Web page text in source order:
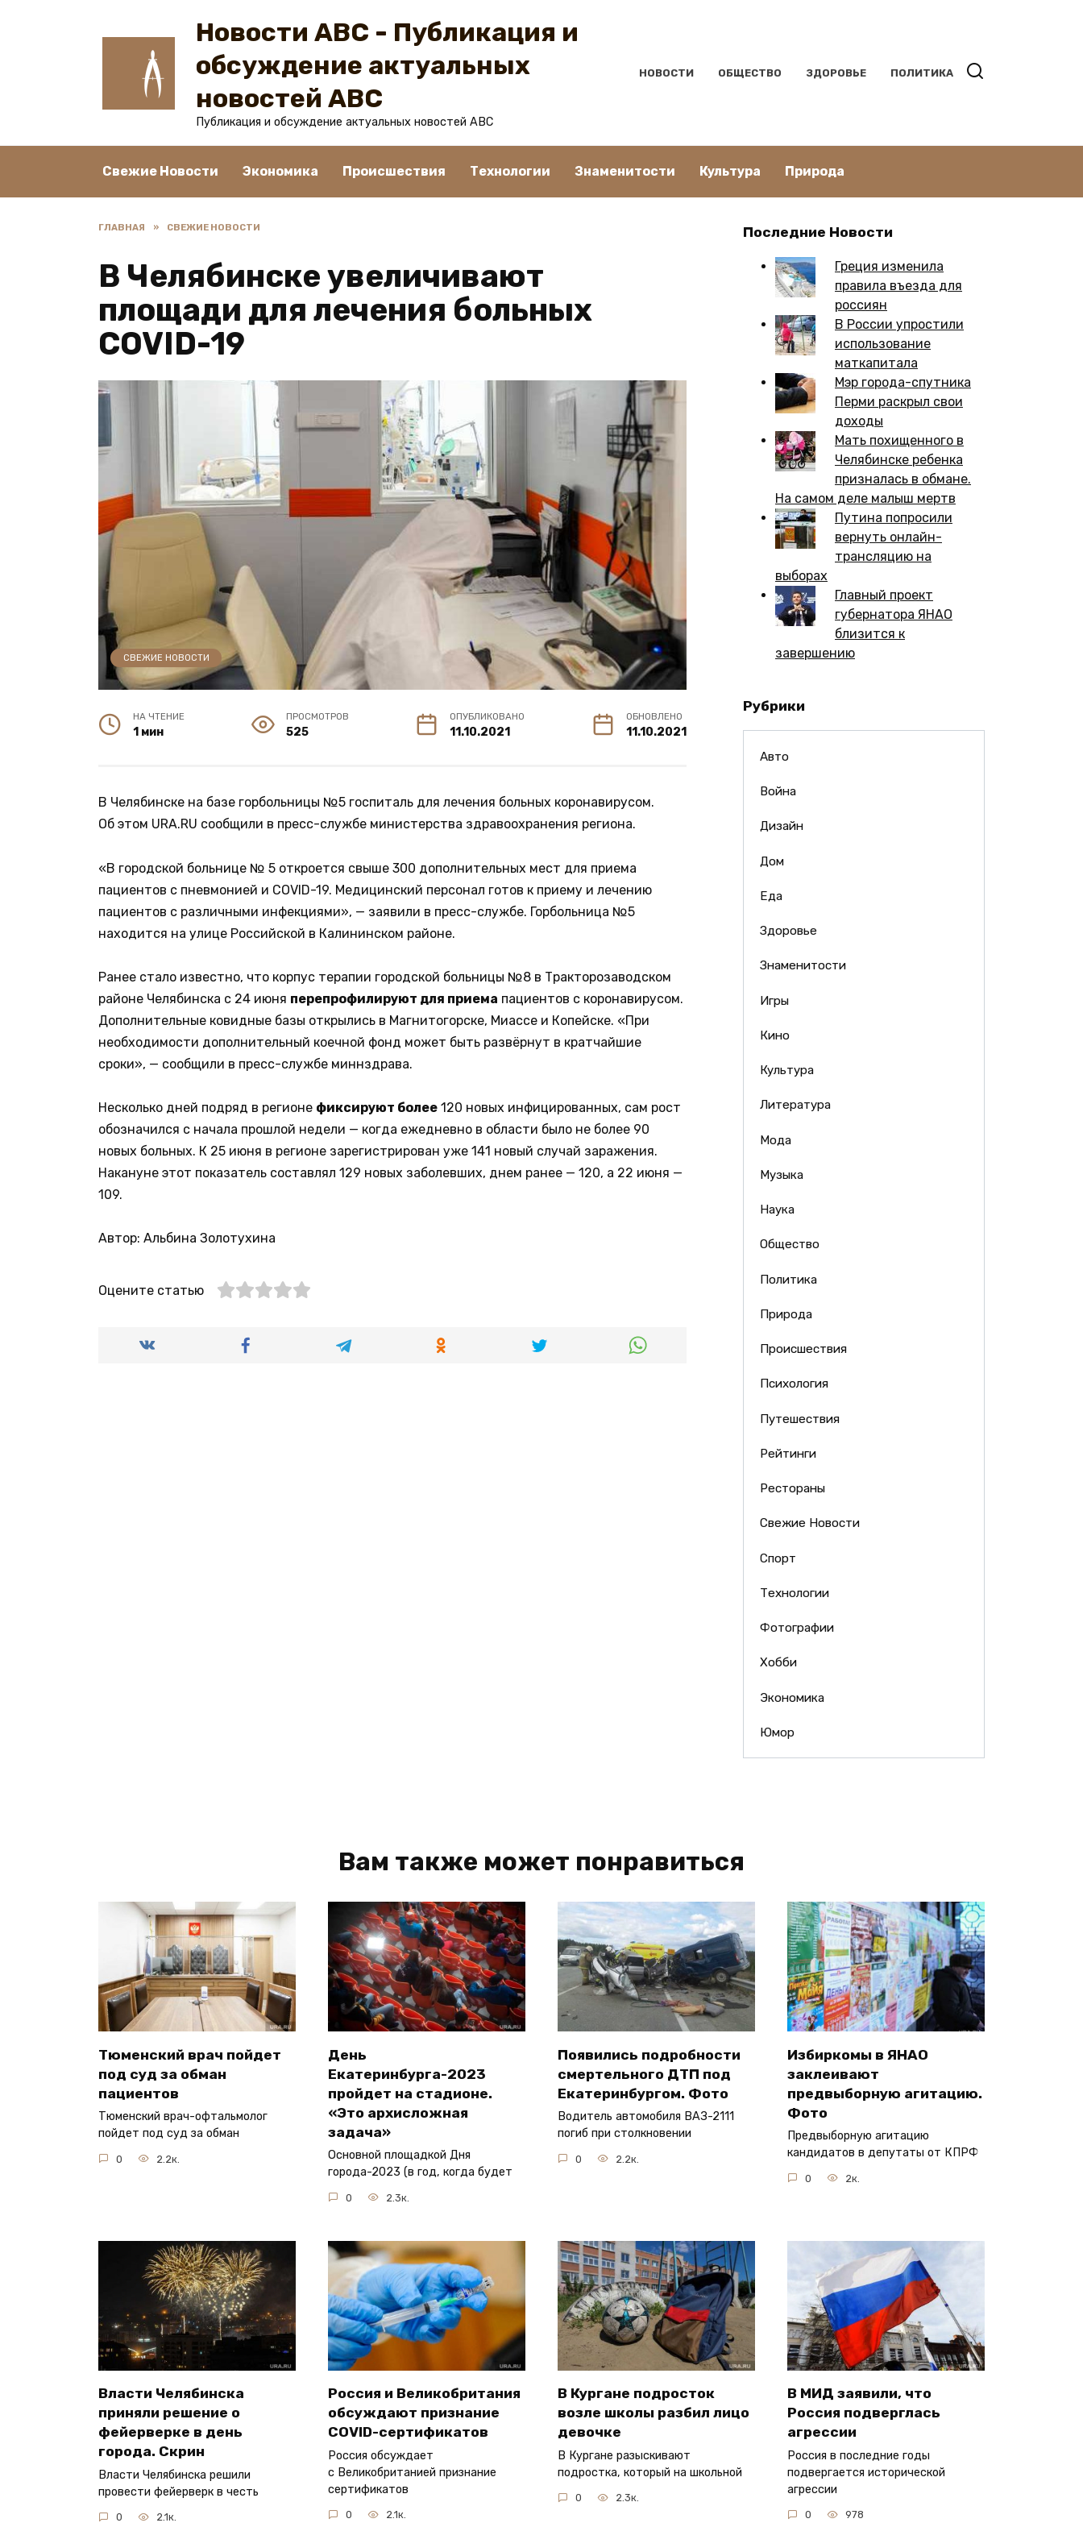
Новости ABC - Публикация и
обсуждение актуальных
новостей ABC
Публикация и обсуждение актуальных новостей ABC
НОВОСТИ ОБЩЕСТВО ЗДОРОВЬЕ ПОЛИТИКА
Свежие Новости Экономика Происшествия Технологии Знаменитости Культура Природа
ГЛАВНАЯ » СВЕЖИЕ НОВОСТИ
В Челябинске увеличивают
площади для лечения больных
COVID-19
СВЕЖИЕ НОВОСТИ
НА ЧТЕНИЕ
1 мин
ПРОСМОТРОВ
525
ОПУБЛИКОВАНО
11.10.2021
ОБНОВЛЕНО
11.10.2021
В Челябинске на базе горбольницы №5 госпиталь для лечения больных коронавирусом.
Об этом URA.RU сообщили в пресс-службе министерства здравоохранения региона.
«В городской больнице № 5 откроется свыше 300 дополнительных мест для приема
пациентов с пневмонией и COVID-19. Медицинский персонал готов к приему и лечению
пациентов с различными инфекциями», — заявили в пресс-службе. Горбольница №5
находится на улице Российской в Калининском районе.
Ранее стало известно, что корпус терапии городской больницы №8 в Тракторозаводском
районе Челябинска с 24 июня перепрофилируют для приема пациентов с коронавирусом.
Дополнительные ковидные базы открылись в Магнитогорске, Миассе и Копейске. «При
необходимости дополнительный коечной фонд может быть развёрнут в кратчайшие
сроки», — сообщили в пресс-службе миннздрава.
Несколько дней подряд в регионе фиксируют более 120 новых инфицированных, сам рост
обозначился с начала прошлой недели — когда ежедневно в области было не более 90
новых больных. К 25 июня в регионе зарегистрирован уже 141 новый случай заражения.
Накануне этот показатель составлял 129 новых заболевших, днем ранее — 120, а 22 июня —
109.
Автор: Альбина Золотухина
Оцените статью
Последние Новости
Греция изменила
правила въезда для
россиян
В России упростили
использование
маткапитала
Мэр города-спутника
Перми раскрыл свои
доходы
Мать похищенного в
Челябинске ребенка
призналась в обмане.
На самом деле малыш мертв
Путина попросили
вернуть онлайн-
трансляцию на
выборах
Главный проект
губернатора ЯНАО
близится к
завершению
Рубрики
Авто
Война
Дизайн
Дом
Еда
Здоровье
Знаменитости
Игры
Кино
Культура
Литература
Мода
Музыка
Наука
Общество
Политика
Природа
Происшествия
Психология
Путешествия
Рейтинги
Рестораны
Свежие Новости
Спорт
Технологии
Фотографии
Хобби
Экономика
Юмор
Вам также может понравиться
Тюменский врач пойдет
под суд за обман
пациентов
Тюменский врач-офтальмолог
пойдет под суд за обман
0 2.2к.
День
Екатеринбурга-2023
пройдет на стадионе.
«Это архисложная
задача»
Основной площадкой Дня
города-2023 (в год, когда будет
0 2.3к.
Появились подробности
смертельного ДТП под
Екатеринбургом. Фото
Водитель автомобиля ВАЗ-2111
погиб при столкновении
0 2.2к.
Избиркомы в ЯНАО
заклеивают
предвыборную агитацию.
Фото
Предвыборную агитацию
кандидатов в депутаты от КПРФ
0 2к.
Власти Челябинска
приняли решение о
фейерверке в день
города. Скрин
Власти Челябинска решили
провести фейерверк в честь
0 2.1к.
Россия и Великобритания
обсуждают признание
COVID-сертификатов
Россия обсуждает
с Великобританией признание
сертификатов
0 2.1к.
В Кургане подросток
возле школы разбил лицо
девочке
В Кургане разыскивают
подростка, который на школьной
0 2.3к.
В МИД заявили, что
Россия подверглась
агрессии
Россия в последние годы
подвергается исторической
агрессии
0 978